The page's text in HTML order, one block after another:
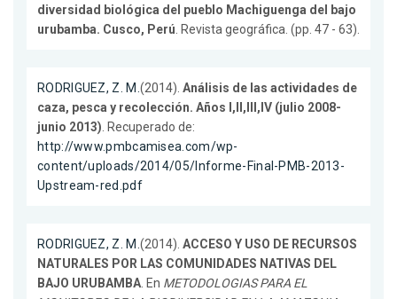
diversidad biológica del pueblo Machiguenga del bajo
urubamba. Cusco, Perú. Revista geográfica. (pp. 47 - 63).
RODRIGUEZ, Z. M.(2014). Análisis de las actividades de
caza, pesca y recolección. Años I,II,III,IV (julio 2008-
junio 2013). Recuperado de:
http://www.pmbcamisea.com/wp-
content/uploads/2014/05/Informe-Final-PMB-2013-
Upstream-red.pdf
RODRIGUEZ, Z. M.(2014). ACCESO Y USO DE RECURSOS
NATURALES POR LAS COMUNIDADES NATIVAS DEL
BAJO URUBAMBA. En METODOLOGIAS PARA EL